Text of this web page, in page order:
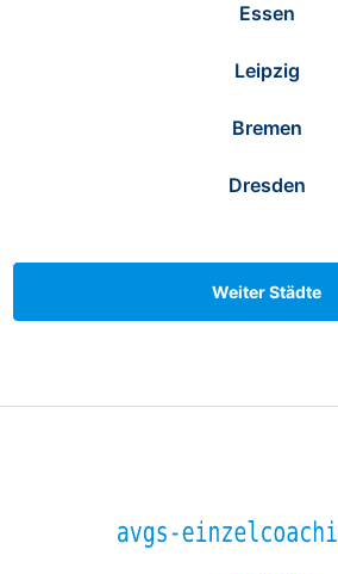
Essen
Leipzig
Bremen
Dresden
Weiter Städte